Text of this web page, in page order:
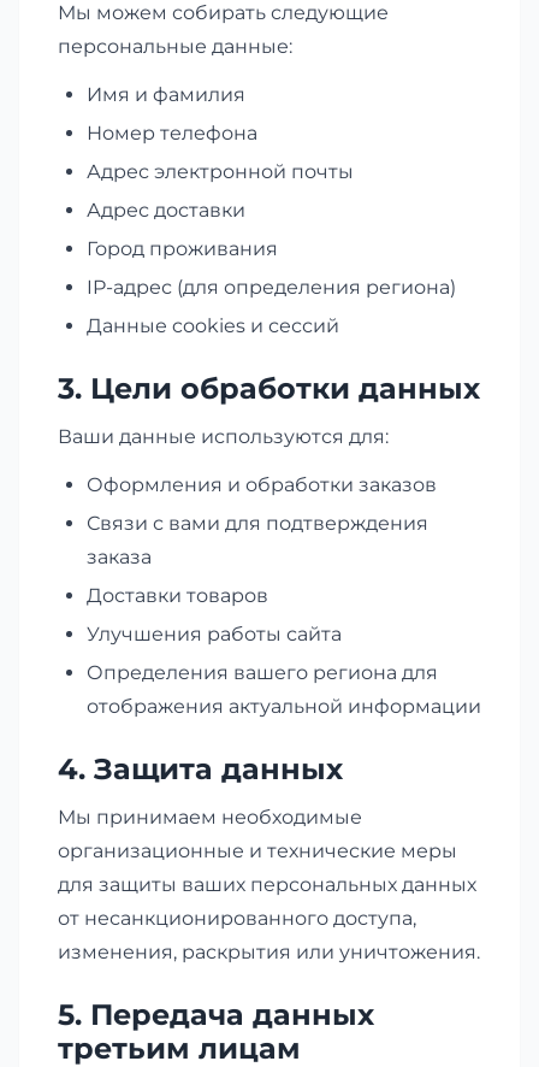
Мы можем собирать следующие
персональные данные:
Имя и фамилия
Номер телефона
Адрес электронной почты
Адрес доставки
Город проживания
IP-адрес (для определения региона)
Данные cookies и сессий
3. Цели обработки данных
Ваши данные используются для:
Оформления и обработки заказов
Связи с вами для подтверждения
заказа
Доставки товаров
Улучшения работы сайта
Определения вашего региона для
отображения актуальной информации
4. Защита данных
Мы принимаем необходимые
организационные и технические меры
для защиты ваших персональных данных
от несанкционированного доступа,
изменения, раскрытия или уничтожения.
5. Передача данных
третьим лицам